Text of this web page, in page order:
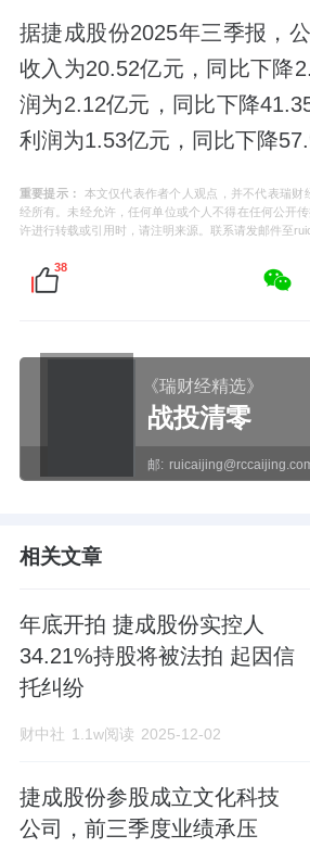
据捷成股份2025年三季报，
收入为20.52亿元，同比下降
润为2.12亿元，同比下降
利润为1.53亿元，同比下降
重要提示：
本文仅代表作者个人观点，并不代表瑞财
经所有。未经允许，任何单位或个人不得在任何公开
许进行转载或引用时，请注明来源。联系请发邮件至
38
《瑞财经精选》
战投清零
邮:
相关文章
年底开拍 捷成股份实控人
34.21%持股将被法拍 起因信
托纠纷
财中社 1.1w阅读 2025-12-02
捷成股份参股成立文化科技
公司，前三季度业绩承压